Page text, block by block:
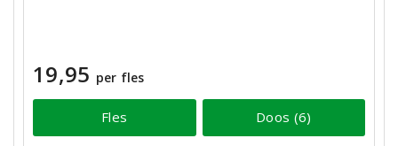
19,95 per fles
Fles Doos (6)